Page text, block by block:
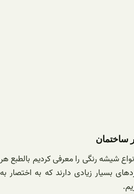
ساختمان
شیشه رنگی را معرفی کردیم بالطبع هر
بسیار زیادی دارند که به اختصار به